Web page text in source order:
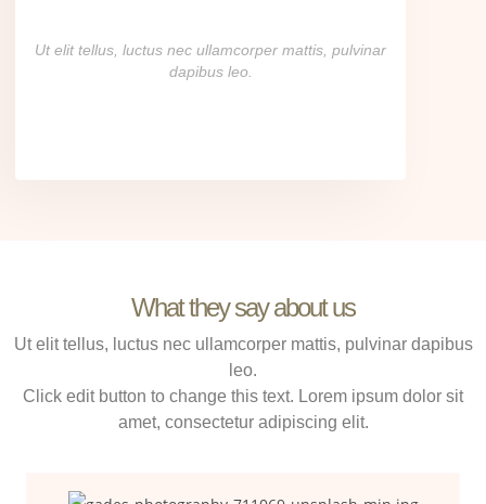
Ut elit tellus, luctus nec ullamcorper mattis, pulvinar
dapibus leo.
What they say about us
Ut elit tellus, luctus nec ullamcorper mattis, pulvinar dapibus
leo.
Click edit button to change this text. Lorem ipsum dolor sit
amet, consectetur adipiscing elit.